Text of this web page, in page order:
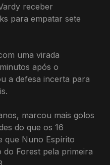
receber
para empatar sete
uma virada
após o
a defesa incerta para
marcou mais golos
do que os 16
que Nuno Espírito
do Forest pela primeira